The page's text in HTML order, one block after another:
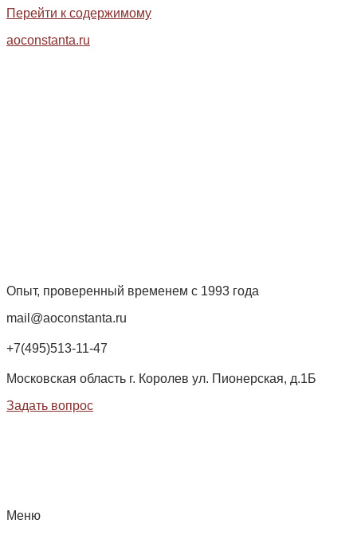
Перейти к содержимому
aoconstanta.ru
Опыт, проверенный временем с 1993 года
mail@aoconstanta.ru
+7(495)513-11-47
Московская область г. Королев ул. Пионерская, д.1Б
Задать вопрос
Меню